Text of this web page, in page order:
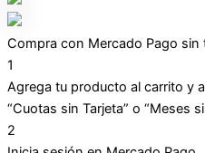
Compra con Mercado Pago sin
1
Agrega tu producto al carrito y
“Cuotas sin Tarjeta” o “Meses
2